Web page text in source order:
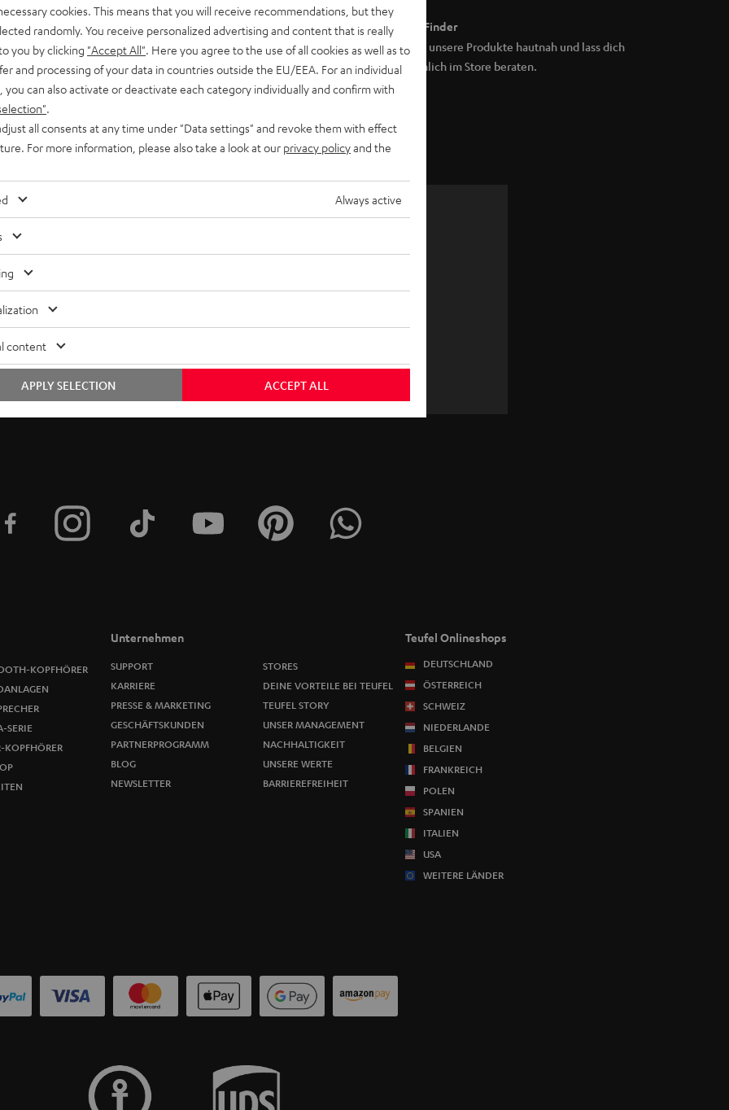
Teufel Support
Support & Kontakt
Rückgabe / Rücktritt
Sendungsverfolgung
Store Finder
Erlebe unsere Produkte hautnah und lass dich
persönlich im Store beraten.
e
w
s
l
e
t
r
u
Melde dich für den Newsletter an und erhalte bis zu
WIDGET
ANMELDEN
KOPFHÖRER
SERIE
KOPFHÖRER
Unternehmen
SUPPORT
KARRIERE
PRESSE & MARKETING
GESCHÄFTSKUNDEN
PARTNERPROGRAMM
BLOG
NEWSLETTER
STORES
DEINE VORTEILE BEI TEUFEL
TEUFEL STORY
UNSER MANAGEMENT
NACHHALTIGKEIT
UNSERE WERTE
BARRIEREFREIHEIT
Teufel Onlineshops
DEUTSCHLAND
ÖSTERREICH
SCHWEIZ
NIEDERLANDE
BELGIEN
FRANKREICH
POLEN
SPANIEN
ITALIEN
USA
WEITERE LÄNDER
cookies. This means that you will receive recommendations, but they
randomly. You receive personalized advertising and content that is really
you by clicking "Accept All" . Here you agree to the use of all cookies as well as to
and processing of your data in countries outside the EU/EEA. For an individual
you can also activate or deactivate each category individually and confirm with
all consents at any time under "Data settings" and revoke them with effect
For more information, please also take a look at our privacy policyand the
Always active
content
ACCEPT ALL
APPLY SELECTION